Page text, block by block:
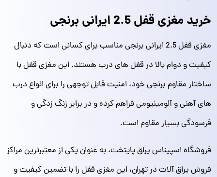
خرید مغزی قفل 2.5 ایرانی برنجی
مغزی قفل 2.5 ایرانی برنجی مناسب برای کسانی است که دنبال
کیفیت و دوام بالا در قفل‌ های درب هستند. این مغزی قفل با
ساختار مقاوم برنجی خود، امنیت قابل توجهی را برای انواع درب‌
های آهنی و آلومینیومی فراهم کرده و در برابر زنگ زدگی و
فرسودگی بسیار مقاوم است.
فروشگاه اسپیناس یراق پایتخت، به عنوان یکی از معتبرترین مراکز
فروش یراق آلات در تهران، این مغزی قفل را با تضمین کیفیت و